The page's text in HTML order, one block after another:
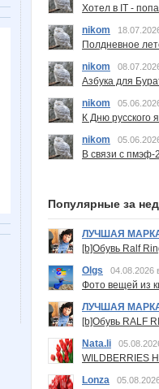
Хотел в IT -
nikom
Полдневное
nikom
Азбука для
nikom
К Дню русского
nikom
В связи с пмэф-
Популярные за
ЛУЧШАЯ
[b]Обувь Ralf
Olgs
04.08.2026
Фото вещей из
ЛУЧШАЯ
[b]Обувь RALF
Nata.li
Lonza